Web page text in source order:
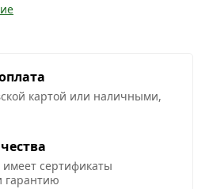
картой или наличными,
имеет сертификаты
гарантию